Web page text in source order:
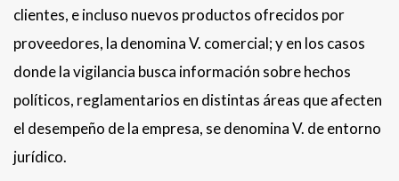
clientes, e incluso nuevos productos ofrecidos por
proveedores, la denomina V. comercial; y en los casos
donde la vigilancia busca información sobre hechos
políticos, reglamentarios en distintas áreas que afecten
el desempeño de la empresa, se denomina V. de entorno
jurídico.